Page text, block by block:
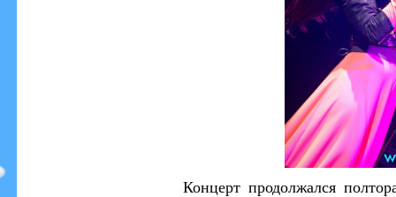
Концерт продолжался